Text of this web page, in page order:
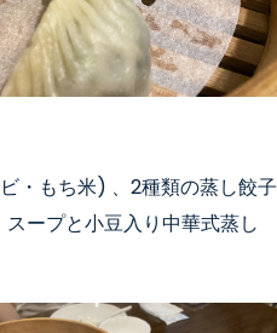
ビ・もち米) 、2種類の蒸し餃子
スープと小豆入り中華式蒸し